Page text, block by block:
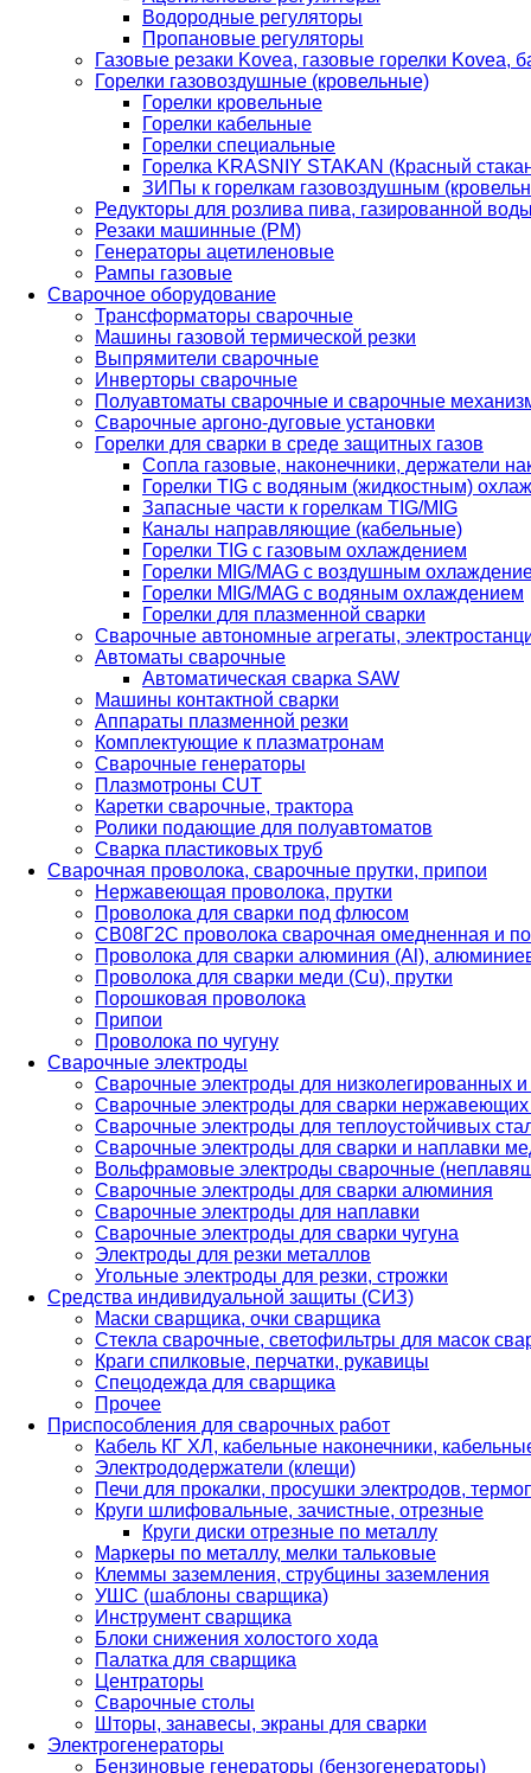
Водородные регуляторы
Пропановые регуляторы
Газовые резаки Kovea, газовые горелки Kovea,
Горелки газовоздушные (кровельные)
Горелки кровельные
Горелки кабельные
Горелки специальные
Горелка KRASNIY STAKAN (Красный
ЗИПы к горелкам газовоздушным
Редукторы для розлива пива, газированной
Резаки машинные (РМ)
Генераторы ацетиленовые
Рампы газовые
Сварочное оборудование
Трансформаторы сварочные
Машины газовой термической резки
Выпрямители сварочные
Инверторы сварочные
Полуавтоматы сварочные и сварочные
Сварочные аргоно-дуговые установки
Горелки для сварки в среде защитных газов
Сопла газовые, наконечники, держатели
Горелки TIG с водяным (жидкостным)
Запасные части к горелкам TIG/MIG
Каналы направляющие (кабельные)
Горелки TIG с газовым охлаждением
Горелки MIG/MAG с воздушным
Горелки MIG/MAG с водяным охлаждением
Горелки для плазменной сварки
Сварочные автономные агрегаты,
Автоматы сварочные
Автоматическая сварка SAW
Машины контактной сварки
Аппараты плазменной резки
Комплектующие к плазматронам
Сварочные генераторы
Плазмотроны CUT
Каретки сварочные, трактора
Ролики подающие для полуавтоматов
Сварка пластиковых труб
Сварочная проволока, сварочные прутки, припои
Нержавеющая проволока, прутки
Проволока для сварки под флюсом
СВ08Г2С проволока сварочная омедненная и
Проволока для сварки алюминия (Al),
Проволока для сварки меди (Cu), прутки
Порошковая проволока
Припои
Проволока по чугуну
Сварочные электроды
Сварочные электроды для низколегированных и
Сварочные электроды для сварки
Сварочные электроды для теплоустойчивых
Сварочные электроды для сварки и наплавки
Вольфрамовые электроды сварочные
Сварочные электроды для сварки алюминия
Сварочные электроды для наплавки
Сварочные электроды для сварки чугуна
Электроды для резки металлов
Угольные электроды для резки, строжки
Средства индивидуальной защиты (СИЗ)
Маски сварщика, очки сварщика
Стекла сварочные, светофильтры для масок
Краги спилковые, перчатки, рукавицы
Спецодежда для сварщика
Прочее
Приспособления для сварочных работ
Кабель КГ ХЛ, кабельные наконечники,
Электрододержатели (клещи)
Печи для прокалки, просушки электродов,
Круги шлифовальные, зачистные, отрезные
Круги диски отрезные по металлу
Маркеры по металлу, мелки тальковые
Клеммы заземления, струбцины заземления
УШС (шаблоны сварщика)
Инструмент сварщика
Блоки снижения холостого хода
Палатка для сварщика
Центраторы
Сварочные столы
Шторы, занавесы, экраны для сварки
Электрогенераторы
Бензиновые генераторы (бензогенераторы)